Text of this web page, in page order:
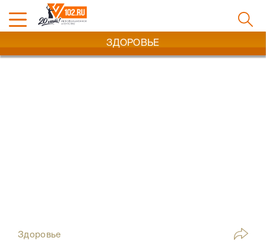
ЗДОРОВЬЕ
Здоровье